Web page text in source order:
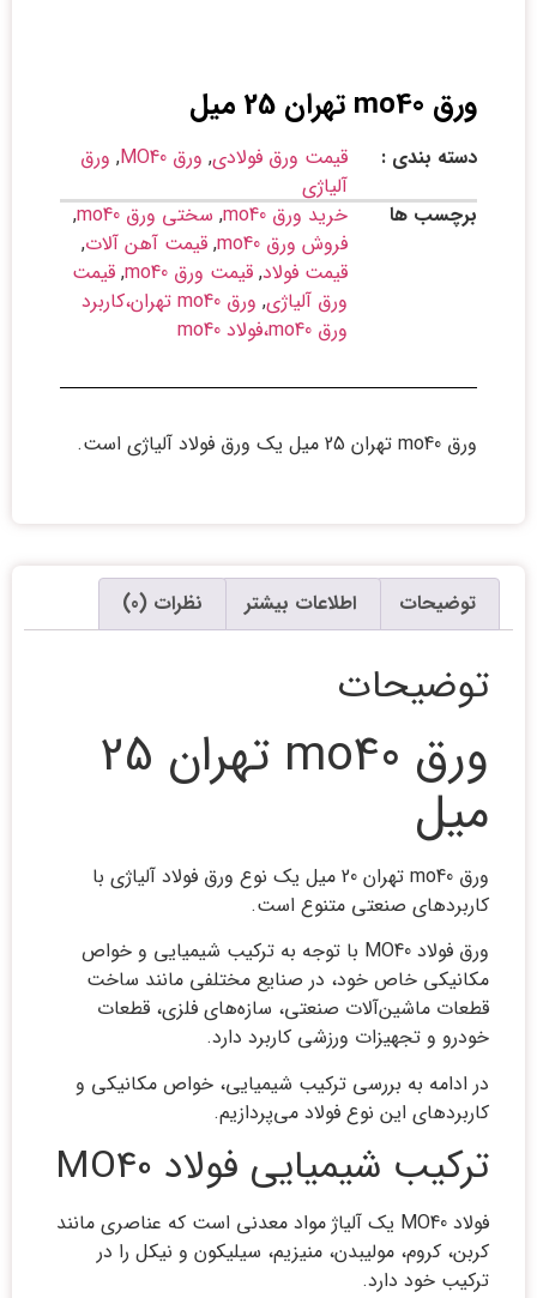
ورق mo40 تهران 25 میل
دسته بندی : قیمت ورق فولادی, ورق MO40 , ورق
آلیاژی
برچسب ها
خرید ورق mo40 , سختی ورق mo40
,
فروش ورق mo40
, قیمت آهن آلات,
قیمت فولاد, قیمت ورق mo40 , قیمت
ورق آلیاژی,
ورق mo40 تهران،کاربرد
ورق mo40،فولاد mo40
ورق mo40 تهران 25 میل یک ورق فولاد آلیاژی است.
توضیحات اطلاعات بیشتر نظرات (0)
توضیحات
ورق mo40 تهران 25
میل
ورق mo40 تهران 20 میل یک نوع ورق فولاد آلیاژی با
کاربردهای صنعتی متنوع است.
ورق فولاد MO40 با توجه به ترکیب شیمیایی و خواص
مکانیکی خاص خود، در صنایع مختلفی مانند ساخت
قطعات ماشین‌آلات صنعتی، سازه‌های فلزی، قطعات
خودرو و تجهیزات ورزشی کاربرد دارد.
در ادامه به بررسی ترکیب شیمیایی، خواص مکانیکی و
کاربردهای این نوع فولاد می‌پردازیم.
ترکیب شیمیایی فولاد MO40
فولاد MO40 یک آلیاژ مواد معدنی است که عناصری مانند
کربن، کروم، مولیبدن، منیزیم، سیلیکون و نیکل را در
ترکیب خود دارد.